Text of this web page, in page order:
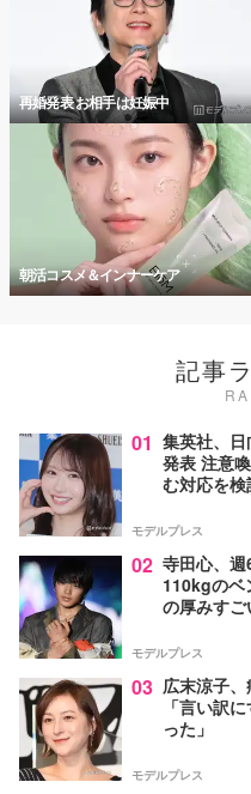
再婚発表 お相手は妊娠中
朝活コスメ＆インナーケア
記事
01 集英社、
発表 注意
む対応を検
モデルプレス
02 寺田心、
110kgのベ
の厚みす
モデルプレス
03 広末涼子
「言い訳
った」
モデルプレス